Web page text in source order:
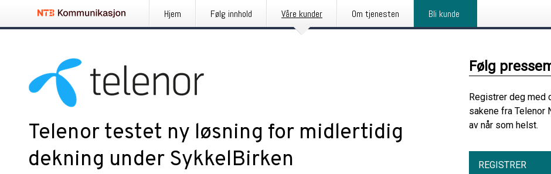
Hjem Følg innhold Våre kunder Om tjenesten Bli kunde
Telenor testet ny løsning for midlertidig
dekning under SykkelBirken
Følg
Registrer deg med
sakene fra Telenor
av når som helst.
REGISTRER